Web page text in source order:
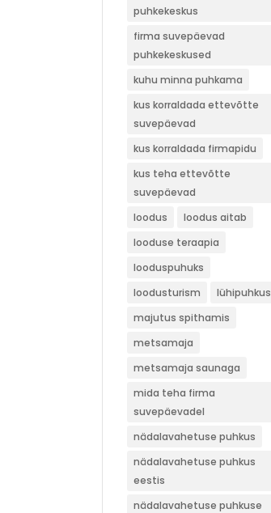
puhkekeskus
firma suvepäevad
puhkekeskused
kuhu minna puhkama
kus korraldada ettevõtte
suvepäevad
kus korraldada firmapidu
kus teha ettevõtte
suvepäevad
loodus
loodus aitab
looduse teraapia
looduspuhuks
loodusturism
lühipuhkus
majutus spithamis
metsamaja
metsamaja saunaga
mida teha firma
suvepäevadel
nädalavahetuse puhkus
nädalavahetuse puhkus
eestis
nädalavahetuse puhkuse